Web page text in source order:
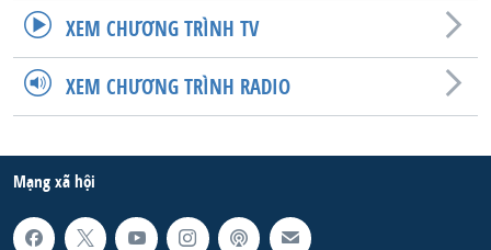
XEM CHƯƠNG TRÌNH TV
XEM CHƯƠNG TRÌNH RADIO
Mạng xã hội